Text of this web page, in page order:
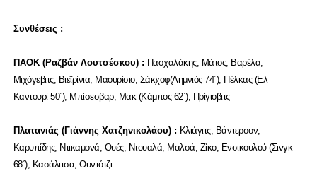
Συνθέσεις :
ΠΑΟΚ (Ραζβάν Λουτσέσκου) : Πασχαλάκης, Μάτος, Βαρέλα,
Μιχόγεβιτς, Βιεϊρίνια, Μαουρίσιο, Σάκχοφ(Λημνιός 74΄), Πέλκας (Ελ
Καντουρί 50΄), Μπίσεσβαρ, Μακ (Κάμπος 62΄), Πρίγιοβιτς
Πλατανιάς (Γιάννης Χατζηνικολάου) : Κλιάγιτς, Βάντερσον,
Καρυπίδης, Ντικαμονά, Ουές, Ντουαλά, Μαλσά, Ζίκο, Ενσικουλού (Σινγκ
68΄), Κασάλιτσα, Ουντότζι